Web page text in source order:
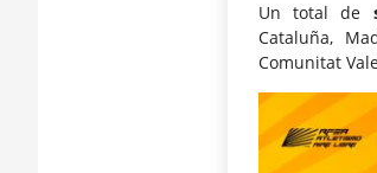
Un total de
Cataluña,
Comunitat